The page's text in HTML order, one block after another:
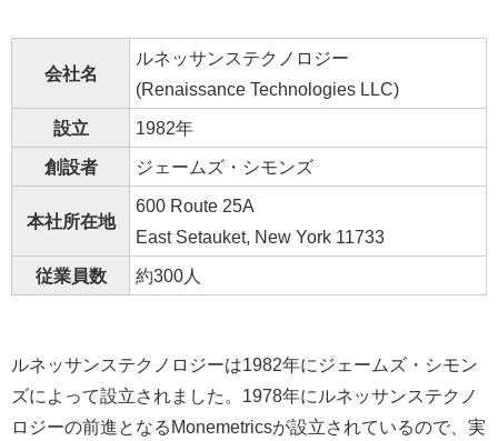
会社名
ルネッサンステクノロジー
(Renaissance Technologies LLC)
設立 1982年
創設者 ジェームズ・シモンズ
本社所在地
600 Route 25A
East Setauket, New York 11733
従業員数 約300人
ルネッサンステクノロジーは1982年にジェームズ・シモン
ズによって設立されました。1978年にルネッサンステクノ
ロジーの前進となるMonemetricsが設立されているので、実